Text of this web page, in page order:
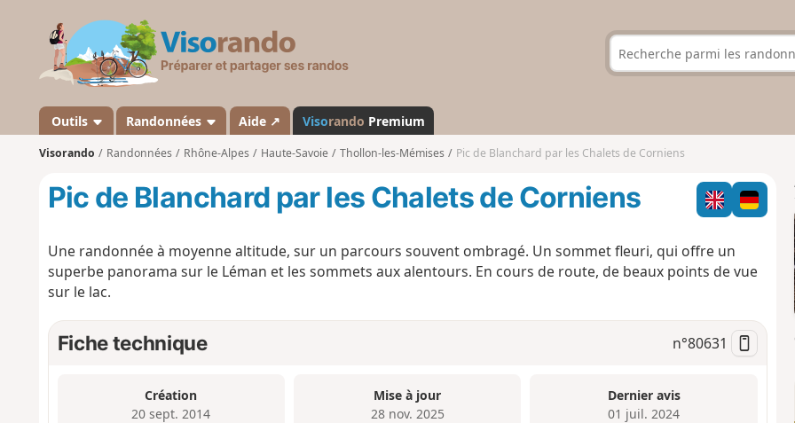
s
a
n
d
Outils Randonnées Aide ↗ Visorando Premium
Visorando Randonnées Rhône-Alpes Haute-Savoie Thollon-les-Mémises Pic de Blanchard par les Chalets de Corniens
Pic de Blanchard par les Chalets de Corniens
Une randonnée à moyenne altitude, sur un parcours souvent ombragé. Un sommet fleuri, qui offre un
superbe panorama sur le Léman et les sommets aux alentours. En cours de route, de beaux points de vue
sur le lac.
Fiche technique n°80631
Création
20 sept. 2014
Mise à jour
28 nov. 2025
Dernier avis
01 juil. 2024